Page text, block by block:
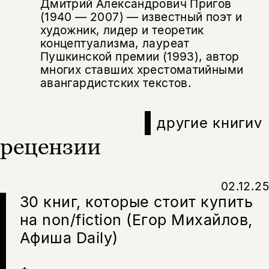
Дмитрий Александрович Пригов
(1940 — 2007) — известный поэт и
художник, лидер и теоретик
концептуализма, лауреат
Пушкинской премии (1993), автор
многих ставших хрестоматийными
авангардистских текстов.
другие книгиv
рецензии
30 книг, которые стоит купить
на non/fiction (Егор Михайлов,
Афиша Daily)
02.12.25
ссылку
скидку 15%
Я соглашаюсь сПолитикой конфиденциальности
подписаться
Я соглашаюсь сПолитикой конфиденциальности
подписаться
Эта книга
не предназначена для
несовершеннолетних
Скажите, пожалуйста,
вам уже исполнилось 18 лет?
нет, вернуться назад